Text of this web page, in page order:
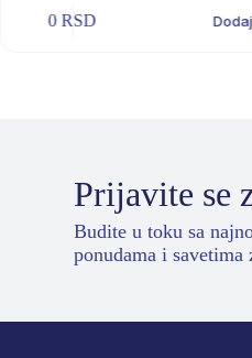
0RSD
Prijavite se
Budite u toku sa
ponudama i